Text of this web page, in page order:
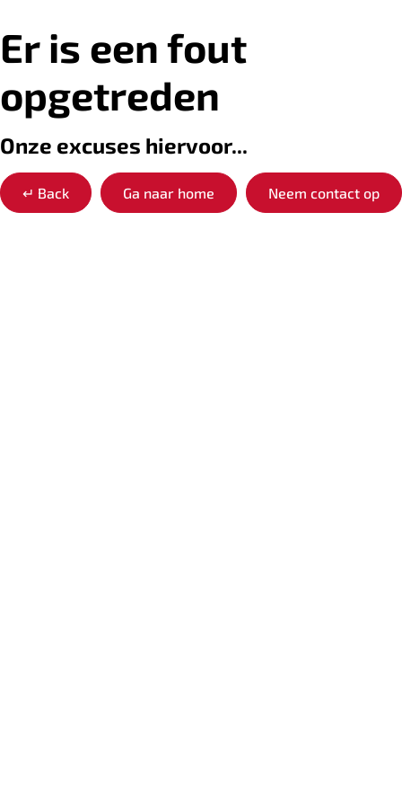
Er is een fout
opgetreden
Onze excuses hiervoor...
↵ Back Ga naar home Neem contact op